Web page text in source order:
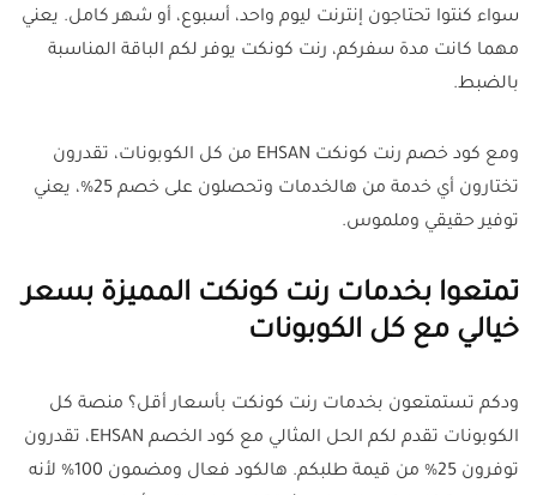
سواء كنتوا تحتاجون إنترنت ليوم واحد، أسبوع، أو شهر كامل. يعني
مهما كانت مدة سفركم، رنت كونكت يوفر لكم الباقة المناسبة
بالضبط.
ومع كود خصم رنت كونكت EHSAN من كل الكوبونات، تقدرون
تختارون أي خدمة من هالخدمات وتحصلون على خصم 25%، يعني
توفير حقيقي وملموس.
تمتعوا بخدمات رنت كونكت المميزة بسعر
خيالي مع كل الكوبونات
ودكم تستمتعون بخدمات رنت كونكت بأسعار أقل؟ منصة كل
الكوبونات تقدم لكم الحل المثالي مع كود الخصم EHSAN، تقدرون
توفرون 25% من قيمة طلبكم. هالكود فعال ومضمون 100% لأنه